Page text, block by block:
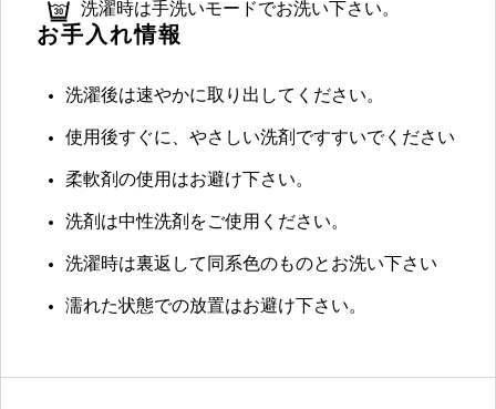
洗濯時は手洗いモードでお洗い下さい。
お手入れ情報
洗濯後は速やかに取り出してください。
使用後すぐに、やさしい洗剤ですすいでください
柔軟剤の使用はお避け下さい。
洗剤は中性洗剤をご使用ください。
洗濯時は裏返して同系色のものとお洗い下さい
濡れた状態での放置はお避け下さい。